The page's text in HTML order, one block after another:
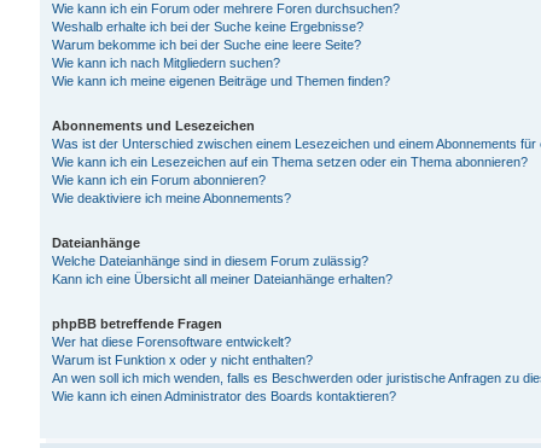
Wie kann ich ein Forum oder mehrere Foren durchsuchen?
Weshalb erhalte ich bei der Suche keine Ergebnisse?
Warum bekomme ich bei der Suche eine leere Seite?
Wie kann ich nach Mitgliedern suchen?
Wie kann ich meine eigenen Beiträge und Themen finden?
Abonnements und Lesezeichen
Was ist der Unterschied zwischen einem Lesezeichen und einem Abonnements
Wie kann ich ein Lesezeichen auf ein Thema setzen oder ein Thema abonnieren?
Wie kann ich ein Forum abonnieren?
Wie deaktiviere ich meine Abonnements?
Dateianhänge
Welche Dateianhänge sind in diesem Forum zulässig?
Kann ich eine Übersicht all meiner Dateianhänge erhalten?
phpBB betreffende Fragen
Wer hat diese Forensoftware entwickelt?
Warum ist Funktion x oder y nicht enthalten?
An wen soll ich mich wenden, falls es Beschwerden oder juristische Anfragen zu
Wie kann ich einen Administrator des Boards kontaktieren?